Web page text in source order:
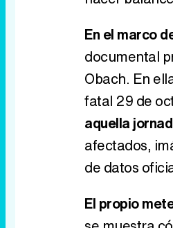
En el marco
documental
Obach. En
fatal 29 de
aquella
afectados,
de datos
El propio